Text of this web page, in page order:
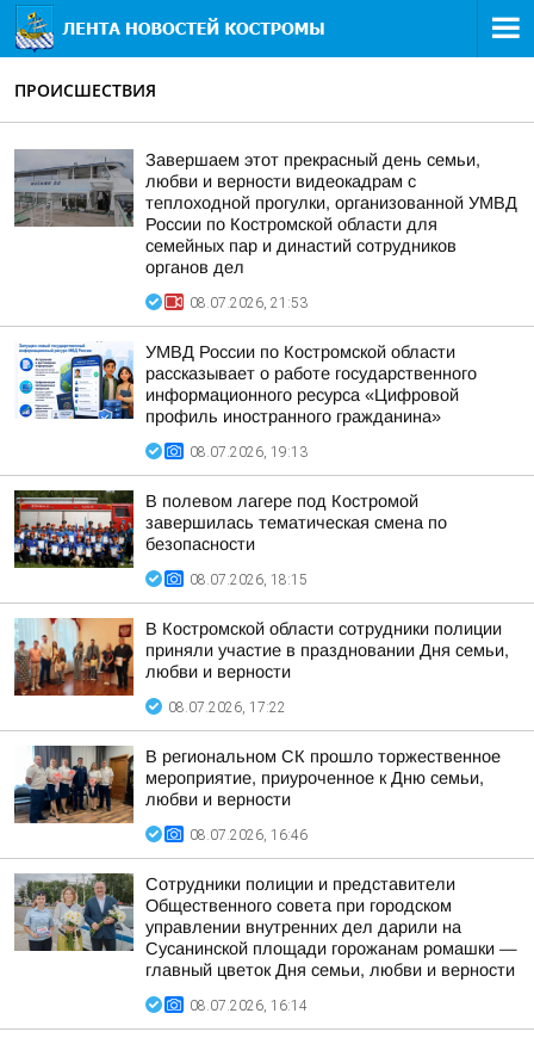
ПРОИСШЕСТВИЯ
Завершаем этот прекрасный день семьи,
любви и верности видеокадрам с
теплоходной прогулки, организованной УМВД
России по Костромской области для
семейных пар и династий сотрудников
органов дел
08.07.2026, 21:53
УМВД России по Костромской области
рассказывает о работе государственного
информационного ресурса «Цифровой
профиль иностранного гражданина»
08.07.2026, 19:13
В полевом лагере под Костромой
завершилась тематическая смена по
безопасности
08.07.2026, 18:15
В Костромской области сотрудники полиции
приняли участие в праздновании Дня семьи,
любви и верности
08.07.2026, 17:22
В региональном СК прошло торжественное
мероприятие, приуроченное к Дню семьи,
любви и верности
08.07.2026, 16:46
Сотрудники полиции и представители
Общественного совета при городском
управлении внутренних дел дарили на
Сусанинской площади горожанам ромашки —
главный цветок Дня семьи, любви и верности
08.07.2026, 16:14